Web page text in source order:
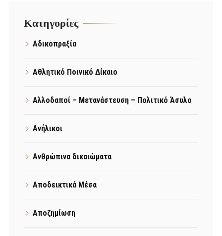
Kατηγορίες
Αδικοπραξία
Αθλητικό Ποινικό Δίκαιο
Αλλοδαποί – Μετανάστευση – Πολιτικό Άσυλο
Ανήλικοι
Ανθρώπινα δικαιώματα
Αποδεικτικά Μέσα
Αποζημίωση